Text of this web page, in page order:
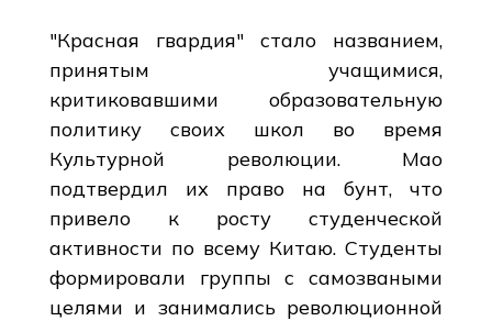
"Красная гвардия" стало названием,
принятым учащимися,
критиковавшими образовательную
политику своих школ во время
Культурной революции. Мао
подтвердил их право на бунт, что
привело к росту студенческой
активности по всему Китаю. Студенты
формировали группы с самозваными
целями и занимались революционной